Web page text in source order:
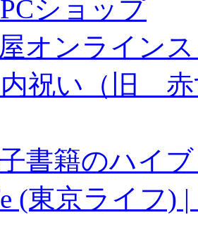
ショップ
オンライン
祝い（旧 赤
書籍のハイ
(東京ライフ)